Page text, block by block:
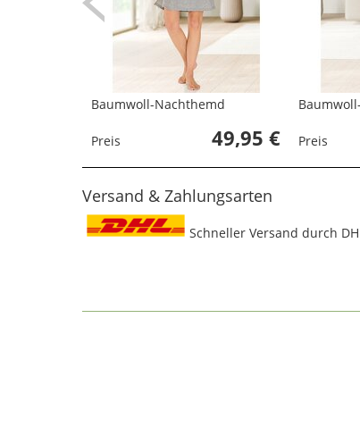
Baumwoll-Nachthemd
Preis 49,95 € Preis
Versand & Zahlungsarten
Schneller Versand durch